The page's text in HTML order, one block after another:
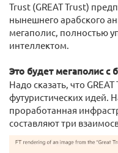
Trust (GREAT Trust)
нынешнего арабского
мегаполис, полностью
интеллектом.
Это будет мегаполис с
Надо сказать, что
футуристических идей.
проработанная
составляют три